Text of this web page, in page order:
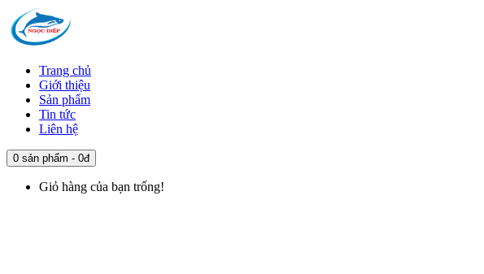
Trang chủ
Giới thiệu
Sản phẩm
Tin tức
Liên hệ
0 sản phẩm - 0đ
Giỏ hàng của bạn trống!